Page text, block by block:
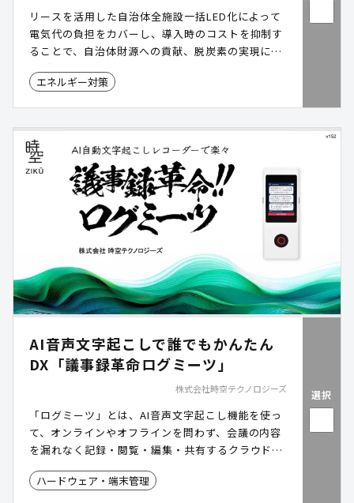
リースを活用した自治体全施設一括LED化によって
電気代の負担をカバーし、導入時のコストを抑制す
ることで、自治体財源への貢献、脱炭素の実現につ
ながります。
エネルギー対策
AI音声文字起こしで誰でもかんたん
DX「議事録革命ログミーツ」
株式会社時空テクノロジーズ
「ログミーツ」とは、AI音声文字起こし機能を使っ
て、オンラインやオフラインを問わず、会議の内容
を漏れなく記録・閲覧・編集・共有するクラウドサ
ービスです。
ハードウェア・端末管理
選択